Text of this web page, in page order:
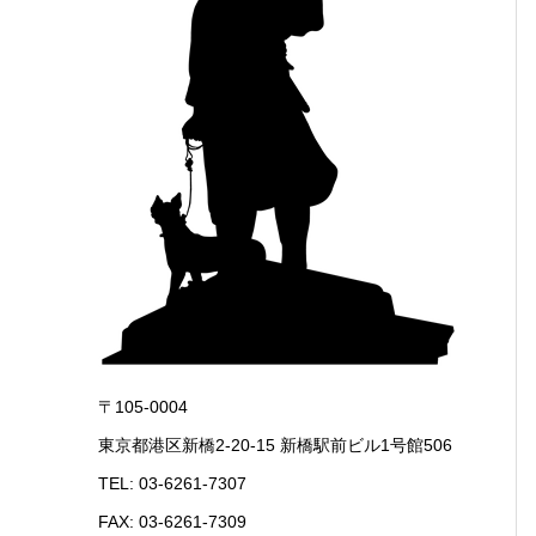
〒105-0004
東京都港区新橋2-20-15 新橋駅前ビル1号館506
TEL: 03-6261-7307
FAX: 03-6261-7309